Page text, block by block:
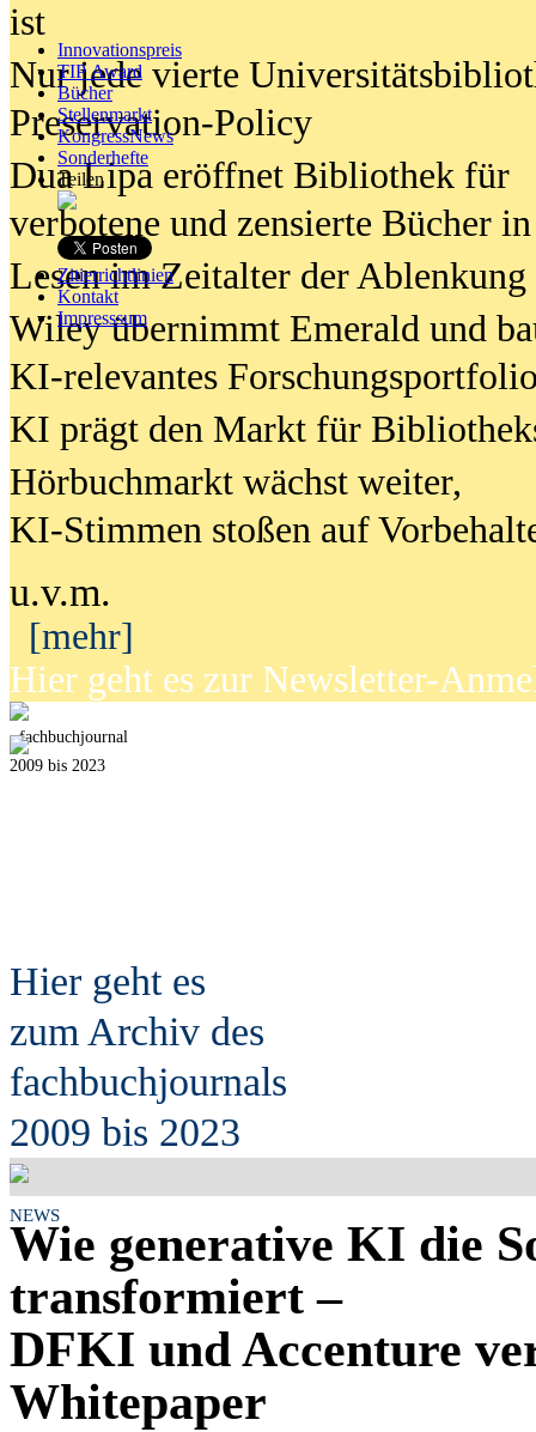
Innovationspreis
TIP Award
Bücher
Stellenmarkt
KongressNews
Sonderhefte
Teilen
Zitierrichtlinien
Kontakt
Impresssum
ist
Nur jede vierte
Preservation-Policy
Dua Lipa eröffnet Bibliothek für
verbotene und zensierte Bücher
Lesen im Zeitalter der Ablenkung
Wiley übernimmt Emerald und
KI-relevantes
KI prägt den Markt für
Hörbuchmarkt wächst weiter,
KI-Stimmen stoßen auf
u.v.m.
[mehr]
Hier geht es zur Newsletter-
fachbuchjournal
2009 bis 2023
Hier geht es
zum Archiv des
fachbuchjournals
2009 bis 2023
NEWS
Wie generative KI die
transformiert –
DFKI und Accenture
Whitepaper